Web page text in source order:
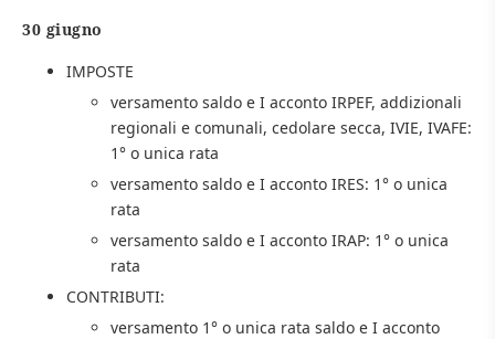
30 giugno
IMPOSTE
versamento saldo e I acconto IRPEF, addizionali
regionali e comunali, cedolare secca, IVIE, IVAFE:
1° o unica rata
versamento saldo e I acconto IRES: 1° o unica
rata
versamento saldo e I acconto IRAP: 1° o unica
rata
CONTRIBUTI:
versamento 1° o unica rata saldo e I acconto